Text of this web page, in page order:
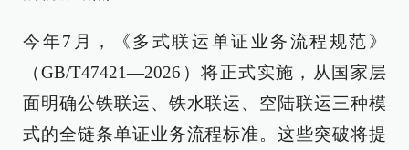
今年7月，《多式联运单证业务流程规范》
（GB/T47421—2026）将正式实施，从国家层
面明确公铁联运、铁水联运、空陆联运三种模
式的全链条单证业务流程标准。这些突破将提